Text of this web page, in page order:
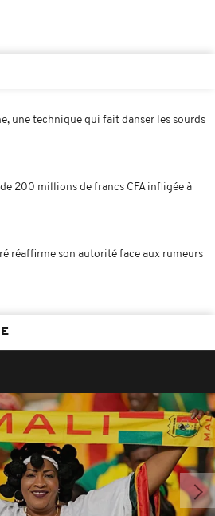
une technique qui fait danser les sourds
200 millions de francs CFA infligée à
réaffirme son autorité face aux rumeurs